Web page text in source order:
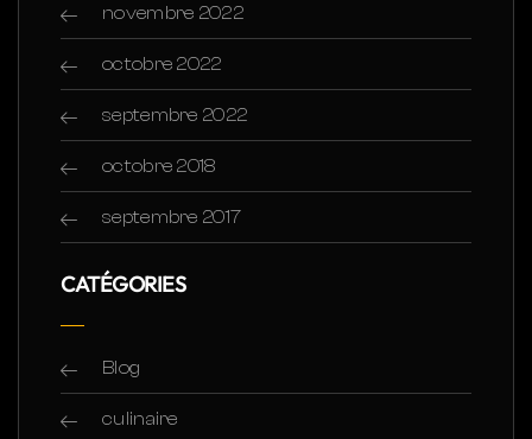
novembre 2022
octobre 2022
septembre 2022
octobre 2018
septembre 2017
CATÉGORIES
Blog
culinaire